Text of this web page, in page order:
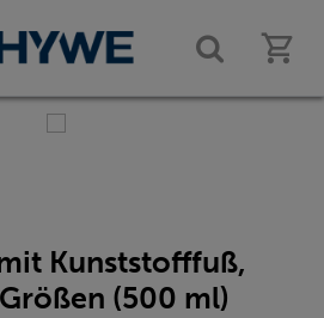
Kunststofffuß,
(500 ml)